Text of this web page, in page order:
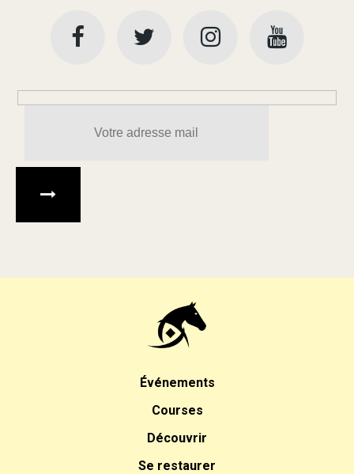
Événements
Courses
Découvrir
Se restaurer